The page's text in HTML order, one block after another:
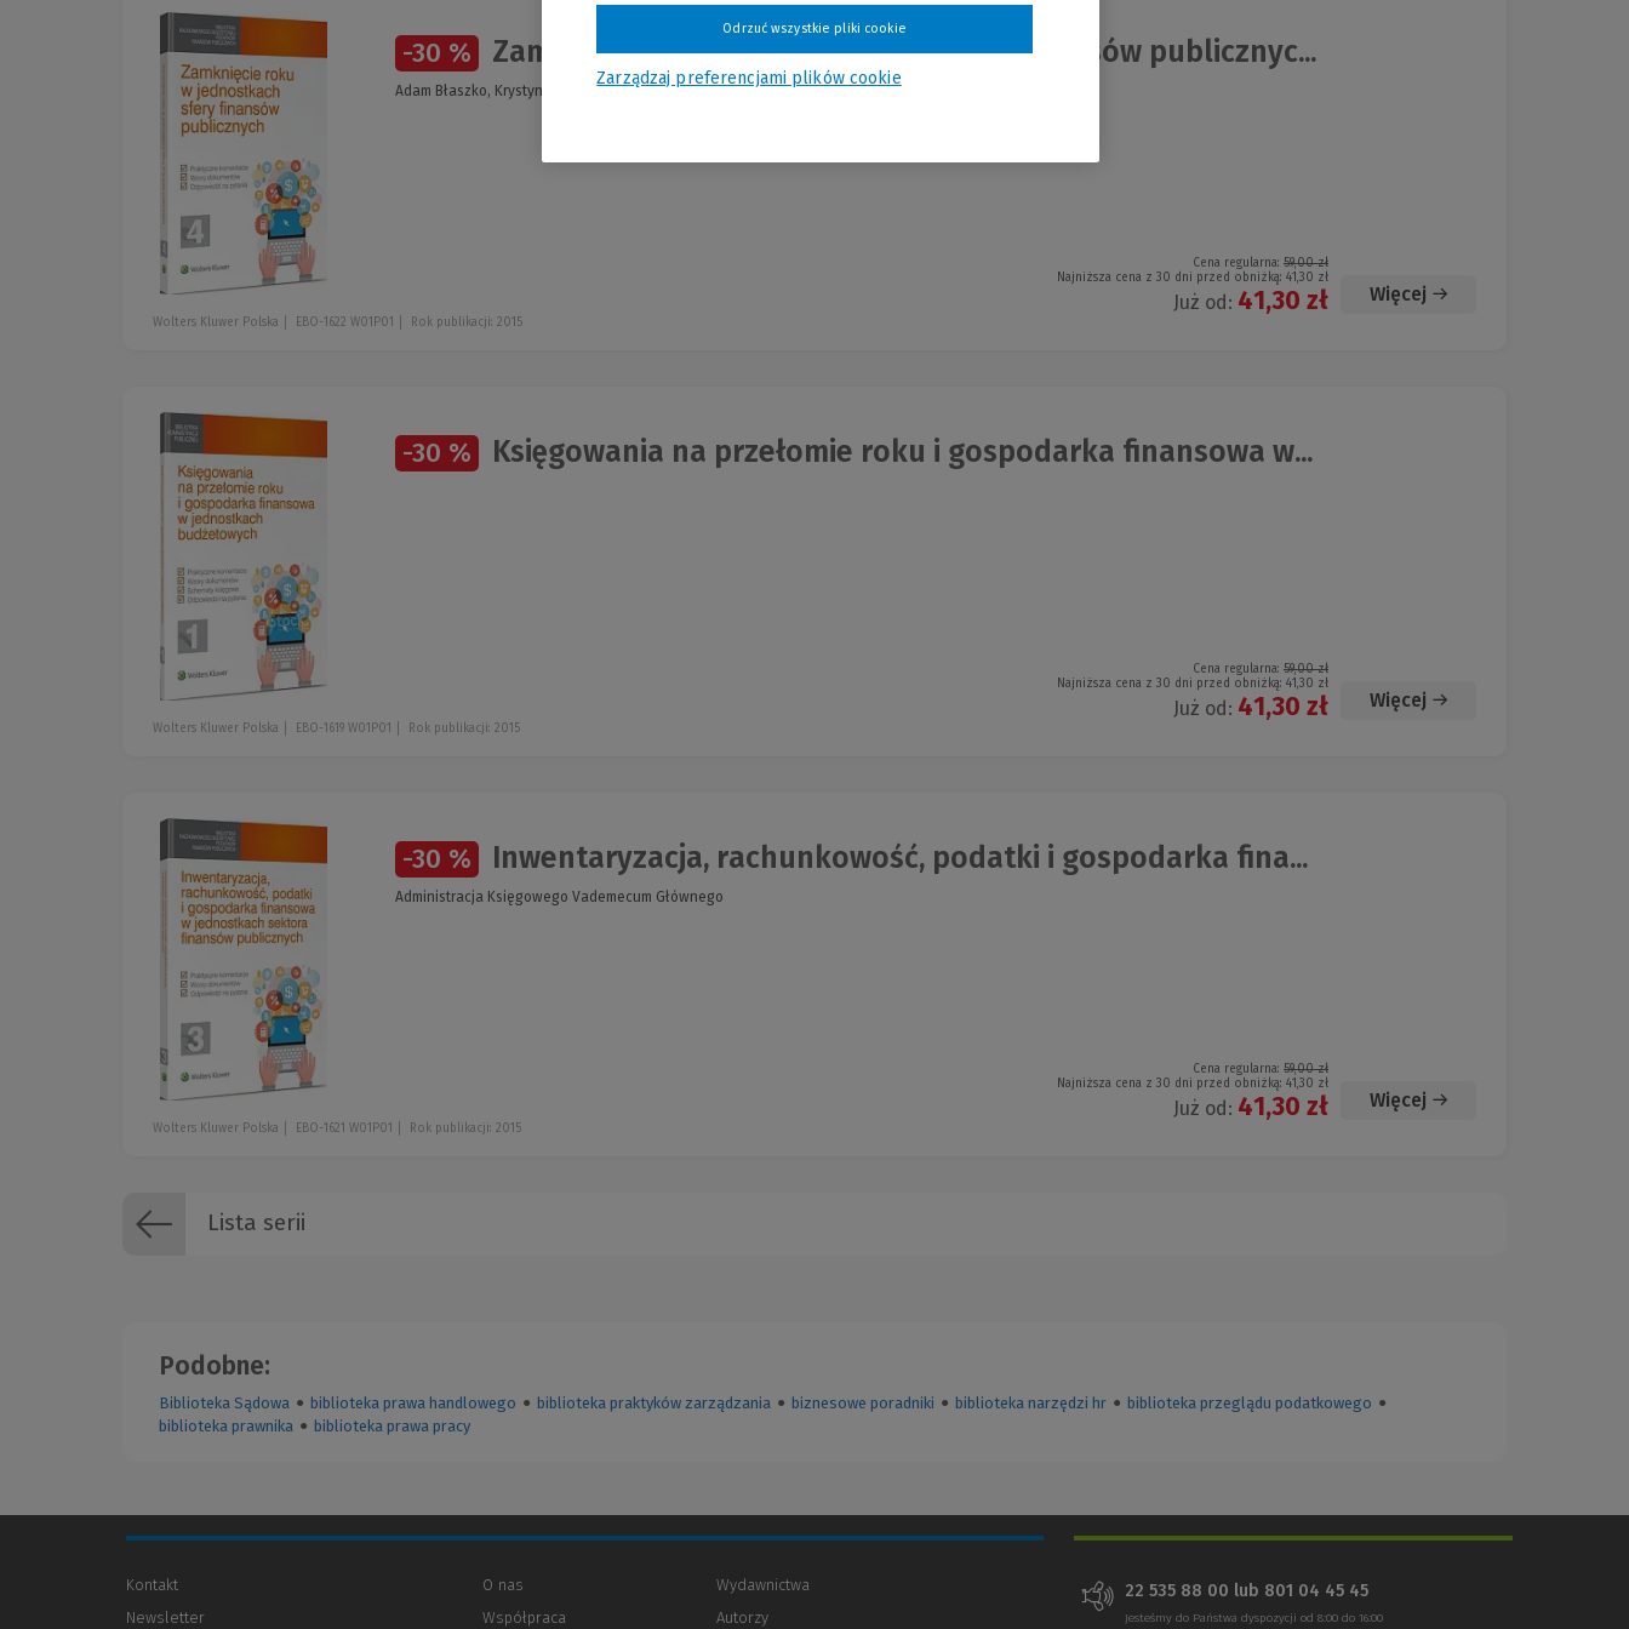
-30 % Zamknięcie roku w jednostkach sfery finansów publicznyc...
Adam Błaszko, Krystyna Gąsiorek, Karolina Gierszewska, Mariusz Jabłoński, Justyna Kisielew...
Cena regularna: 59,00 zł
Najniższa cena z 30 dni przed obniżką: 41,30 zł
Już od: 41,30 zł Więcej
Wolters Kluwer Polska EBO-1622 W01P01 Rok publikacji: 2015
-30 % Księgowania na przełomie roku i gospodarka finansowa w...
Cena regularna: 59,00 zł
Najniższa cena z 30 dni przed obniżką: 41,30 zł
Już od: 41,30 zł Więcej
Wolters Kluwer Polska EBO-1619 W01P01 Rok publikacji: 2015
-30 % Inwentaryzacja, rachunkowość, podatki i gospodarka fina...
Administracja Księgowego Vademecum Głównego
Cena regularna: 59,00 zł
Najniższa cena z 30 dni przed obniżką: 41,30 zł
Już od: 41,30 zł Więcej
Wolters Kluwer Polska EBO-1621 W01P01 Rok publikacji: 2015
Lista serii
Podobne:
Biblioteka Sądowa ● biblioteka prawa handlowego ● biblioteka praktyków zarządzania ● biznesowe poradniki ● biblioteka narzędzi hr ● biblioteka przeglądu podatkowego ●
biblioteka prawnika ● biblioteka prawa pracy
Kontakt
Newsletter
O nas
Współpraca
Wydawnictwa
Autorzy
22 535 88 00 lub 801 04 45 45
Jesteśmy do Państwa dyspozycji od 8:00 do 16:00
Zarządzaj preferencjami plików cookie
Odrzuć wszystkie pliki cookie